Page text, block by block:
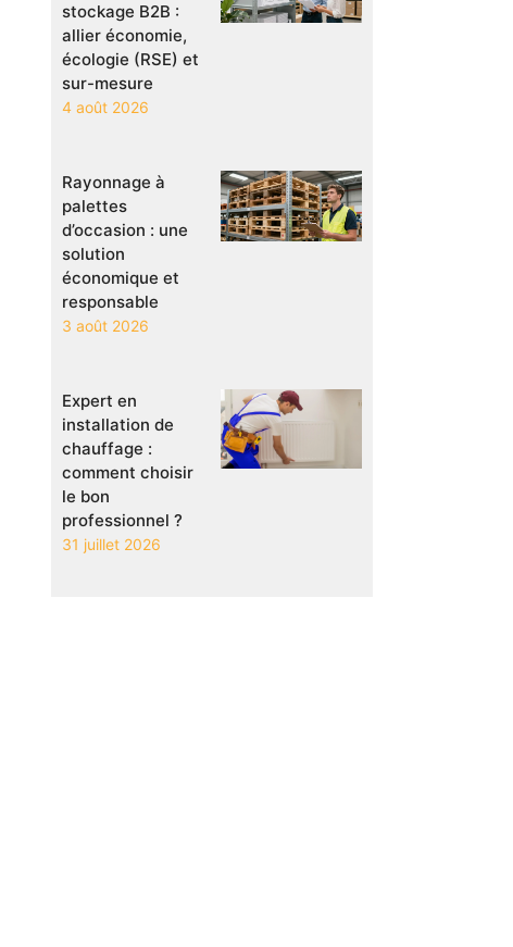
stockage B2B :
allier économie,
écologie (RSE) et
sur-mesure
4 août 2026
Rayonnage à
palettes
d’occasion : une
solution
économique et
responsable
3 août 2026
Expert en
installation de
chauffage :
comment choisir
le bon
professionnel ?
31 juillet 2026